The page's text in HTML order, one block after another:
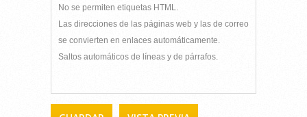
No se permiten etiquetas HTML.
Las direcciones de las páginas web y las de correo
se convierten en enlaces automáticamente.
Saltos automáticos de líneas y de párrafos.